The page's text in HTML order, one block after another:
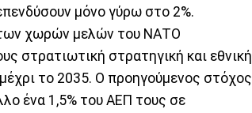
μόνο γύρω στο 2%.
των χωρών μελών του ΝΑΤΟ
στρατιωτική στρατηγική και εθνική
το 2035. Ο προηγούμενος στόχος
ένα 1,5% του ΑΕΠ τους σε